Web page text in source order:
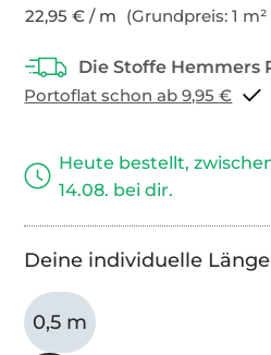
22,95 € / m (Grundpreis: 1 m²
Portoflat schon ab 9,95 €
Heute bestellt,
14.08. bei dir.
Deine individuelle
0,5 m